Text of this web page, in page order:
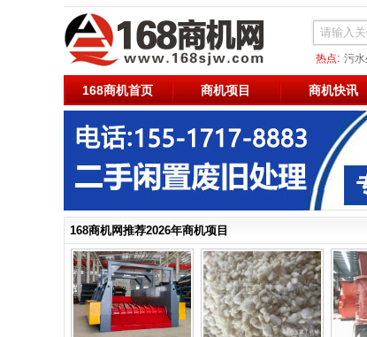
热点: 污水
168商机首页 商机项目 商机快讯
168商机网推荐2026年商机项目